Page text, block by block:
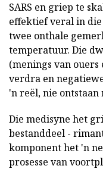
SARS en griep te
effektief veral in
twee onthale
temperatuur. Die
(menings van
verdra en
'n reël, nie ontstaan
Die medisyne het
bestanddeel -
komponent het 'n
prosesse van